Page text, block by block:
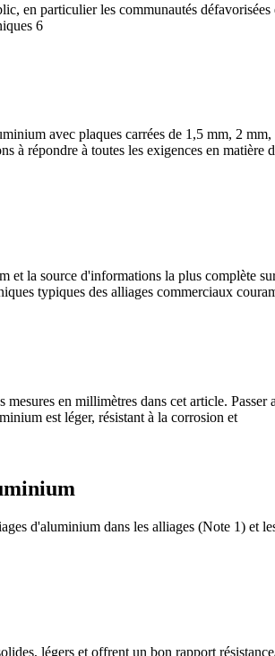
particulier les communautés défavorisées
6
avec plaques carrées de 1,5 mm, 2
répondre à toutes les exigences en matière
la source d'informations la plus complète
typiques des alliages commerciaux
en millimètres dans cet article.
est léger, résistant à la corrosion et
d'aluminium dans les alliages (Note 1) et
légers et offrent un bon rapport